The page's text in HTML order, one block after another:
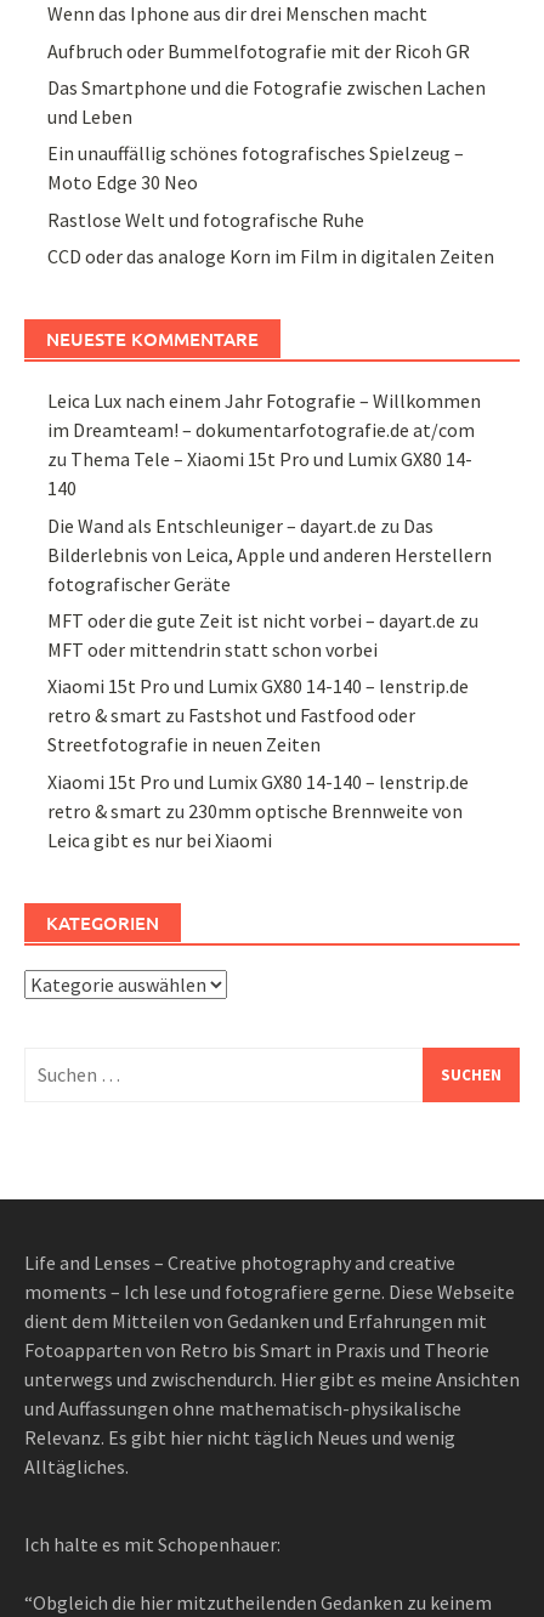
Wenn das Iphone aus dir drei Menschen macht
Aufbruch oder Bummelfotografie mit der Ricoh GR
Das Smartphone und die Fotografie zwischen Lachen
und Leben
Ein unauffällig schönes fotografisches Spielzeug –
Moto Edge 30 Neo
Rastlose Welt und fotografische Ruhe
CCD oder das analoge Korn im Film in digitalen Zeiten
NEUESTE KOMMENTARE
Leica Lux nach einem Jahr Fotografie – Willkommen
im Dreamteam! – dokumentarfotografie.de at/com
zu Thema Tele – Xiaomi 15t Pro und Lumix GX80 14-
140
Die Wand als Entschleuniger – dayart.de zu Das
Bilderlebnis von Leica, Apple und anderen Herstellern
fotografischer Geräte
MFT oder die gute Zeit ist nicht vorbei – dayart.de zu
MFT oder mittendrin statt schon vorbei
Xiaomi 15t Pro und Lumix GX80 14-140 – lenstrip.de
retro & smart zu Fastshot und Fastfood oder
Streetfotografie in neuen Zeiten
Xiaomi 15t Pro und Lumix GX80 14-140 – lenstrip.de
retro & smart zu 230mm optische Brennweite von
Leica gibt es nur bei Xiaomi
KATEGORIEN
Kategorien
nach:
Life and Lenses – Creative photography and creative
moments – Ich lese und fotografiere gerne. Diese Webseite
dient dem Mitteilen von Gedanken und Erfahrungen mit
Fotoapparten von Retro bis Smart in Praxis und Theorie
unterwegs und zwischendurch. Hier gibt es meine Ansichten
und Auffassungen ohne mathematisch-physikalische
Relevanz. Es gibt hier nicht täglich Neues und wenig
Alltägliches.
Ich halte es mit Schopenhauer:
“Obgleich die hier mitzutheilenden Gedanken zu keinem